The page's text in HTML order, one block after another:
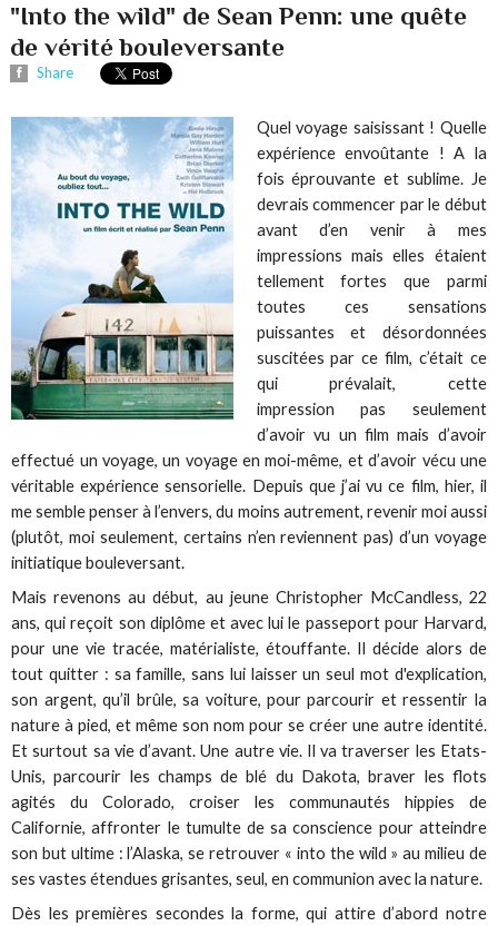
"Into the wild" de Sean Penn: une quête
de vérité bouleversante
Share
Quel voyage saisissant ! Quelle
expérience envoûtante ! A la
fois éprouvante et sublime. Je
devrais commencer par le début
avant d’en venir à mes
impressions mais elles étaient
tellement fortes que parmi
toutes ces sensations
puissantes et désordonnées
suscitées par ce film, c’était ce
qui prévalait, cette
impression pas seulement
d’avoir vu un film mais d’avoir
effectué un voyage, un voyage en moi-même, et d’avoir vécu une
véritable expérience sensorielle. Depuis que j’ai vu ce film, hier, il
me semble penser à l’envers, du moins autrement, revenir moi aussi
(plutôt, moi seulement, certains n’en reviennent pas) d’un voyage
initiatique bouleversant.
Mais revenons au début, au jeune Christopher McCandless, 22
ans, qui reçoit son diplôme et avec lui le passeport pour Harvard,
pour une vie tracée, matérialiste, étouffante. Il décide alors de
tout quitter : sa famille, sans lui laisser un seul mot d'explication,
son argent, qu’il brûle, sa voiture, pour parcourir et ressentir la
nature à pied, et même son nom pour se créer une autre identité.
Et surtout sa vie d’avant. Une autre vie. Il va traverser les Etats-
Unis, parcourir les champs de blé du Dakota, braver les flots
agités du Colorado, croiser les communautés hippies de
Californie, affronter le tumulte de sa conscience pour atteindre
son but ultime : l’Alaska, se retrouver « into the wild » au milieu de
ses vastes étendues grisantes, seul, en communion avec la nature.
Dès les premières secondes la forme, qui attire d’abord notre